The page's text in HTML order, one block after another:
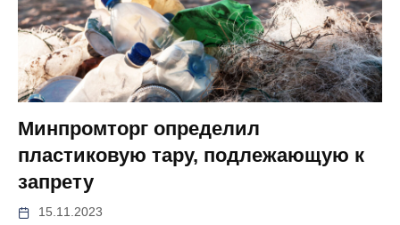
Минпромторг определил
пластиковую тару, подлежающую к
запрету
15.11.2023